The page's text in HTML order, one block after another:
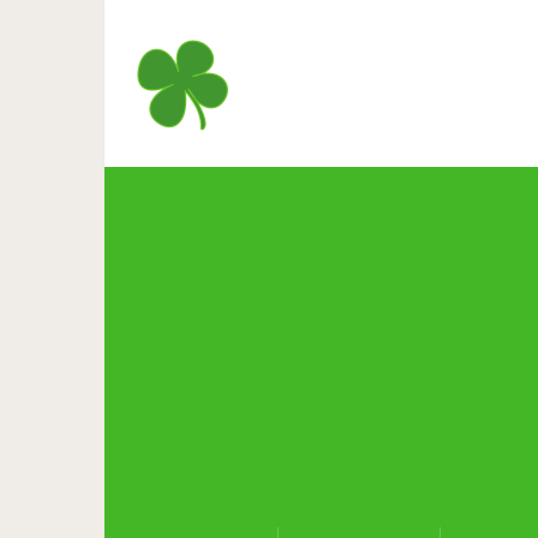
Незабываемая песня